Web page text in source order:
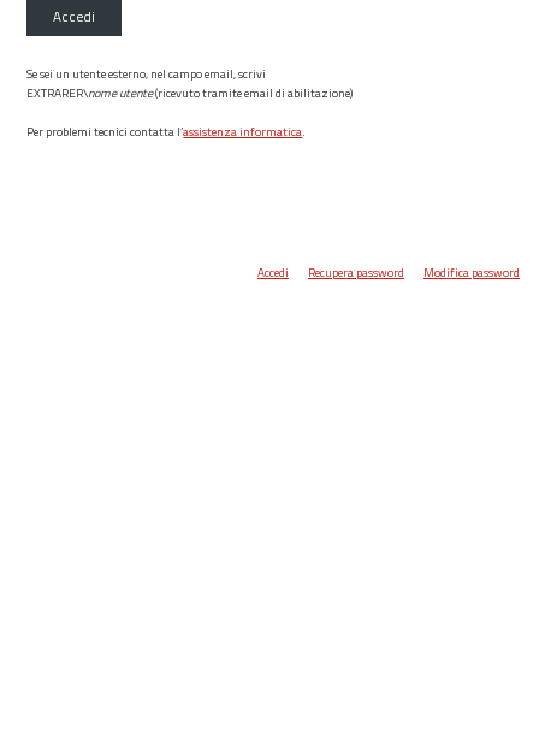
Accedi
Se sei un utente esterno, nel campo email, scrivi
EXTRARER\nome utente(ricevuto tramite email di abilitazione)
Per problemi tecnici contatta l’assistenza informatica.
Accedi Recupera password Modifica password